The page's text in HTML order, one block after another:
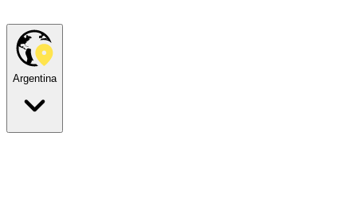
Argentina